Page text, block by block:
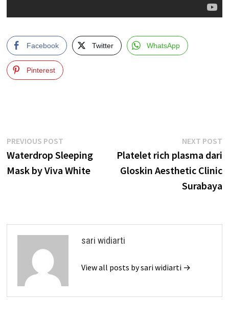
Facebook Twitter WhatsApp
Pinterest
Post
navigation
PREVIOUS POSTPrevious
post:
Waterdrop Sleeping
Mask by Viva White
NEXT POST
Platelet rich plasma dari
Gloskin Aesthetic Clinic
Surabaya
sari widiarti
View all posts by sari widiarti →